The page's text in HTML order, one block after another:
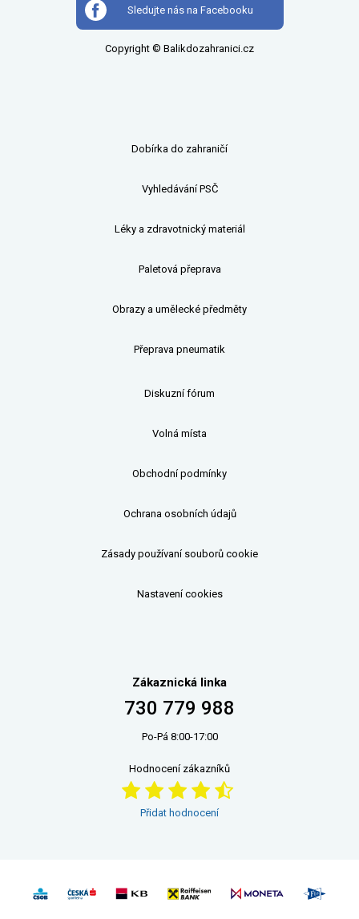
Sledujte nás na Facebooku
Copyright © Balikdozahranici.cz
Dobírka do zahraničí
Vyhledávání PSČ
Léky a zdravotnický materiál
Paletová přeprava
Obrazy a umělecké předměty
Přeprava pneumatik
Diskuzní fórum
Volná místa
Obchodní podmínky
Ochrana osobních údajů
Zásady používaní souborů cookie
Nastavení cookies
Zákaznická linka
730 779 988
Po-Pá 8:00-17:00
Hodnocení zákazníků
Přidat hodnocení